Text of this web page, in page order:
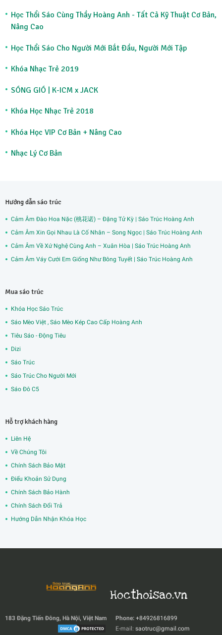
Học Thổi Sáo Cùng Thầy Hoàng Anh - Tất Cả Kỹ Thuật Cơ Bản,
Nâng Cao
Học Thổi Sáo Cho Người Mới Bắt Đầu, Người Mới Tập
Khóa Nhạc Trẻ 2019
SÓNG GIÓ | K-ICM x JACK
Khóa Học Nhạc Trẻ 2018
Khóa Học VIP Cơ Bản + Nâng Cao
Nhạc Lý Cơ Bản
Hướng dẫn sáo trúc
Cảm Âm Đào Hoa Nặc (桃花诺) – Đặng Tử Kỳ | Sáo Trúc Hoàng Anh
Cảm Âm Xin Gọi Nhau Là Cố Nhân – Song Ngọc | Sáo Trúc Hoàng Anh
Cảm Âm Về Xứ Nghệ Cùng Anh – Xuân Hòa | Sáo Trúc Hoàng Anh
Cảm Âm Váy Cưới Em Giống Như Bông Tuyết | Sáo Trúc Hoàng Anh
Mua sáo trúc
Khóa Học Sáo Trúc
Sáo Mèo Việt , Sáo Mèo Kép Cao Cấp Hoàng Anh
Tiêu Sáo - Động Tiêu
Dizi
Sáo Trúc
Sáo Trúc Cho Người Mới
Sáo Đô C5
Hỗ trợ khách hàng
Liên Hệ
Về Chúng Tôi
Chính Sách Bảo Mật
Điểu Khoản Sử Dụng
Chính Sách Bảo Hành
Chính Sách Đổi Trả
Hướng Dẫn Nhận Khóa Học
Hocthoisao.vn
Phone: +84926816899
E-mail: saotruc@gmail.com
183 Đặng Tiến Đông, Hà Nội, Việt Nam